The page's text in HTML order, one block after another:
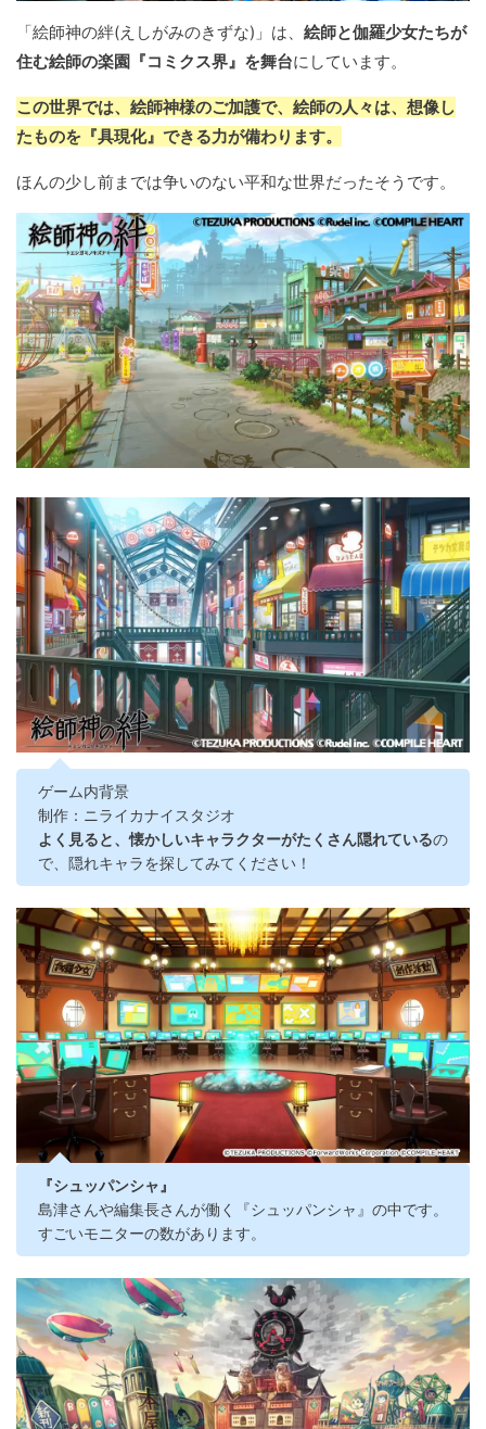
「絵師神の絆(えしがみのきずな)」は、 絵師と伽羅少女たちが
住む絵師の楽園『コミクス界』を舞台にしています。
この世界では、絵師神様のご加護で、絵師の人々は、想像し
たものを『具現化』できる力が備わります。
ほんの少し前までは争いのない平和な世界だったそうです。
ゲーム内背景
制作：ニライカナイスタジオ
よく見ると、懐かしいキャラクターがたくさん隠れているの
で、隠れキャラを探してみてください！
『シュッパンシャ』
島津さんや編集長さんが働く『シュッパンシャ』の中です。
すごいモニターの数があります。